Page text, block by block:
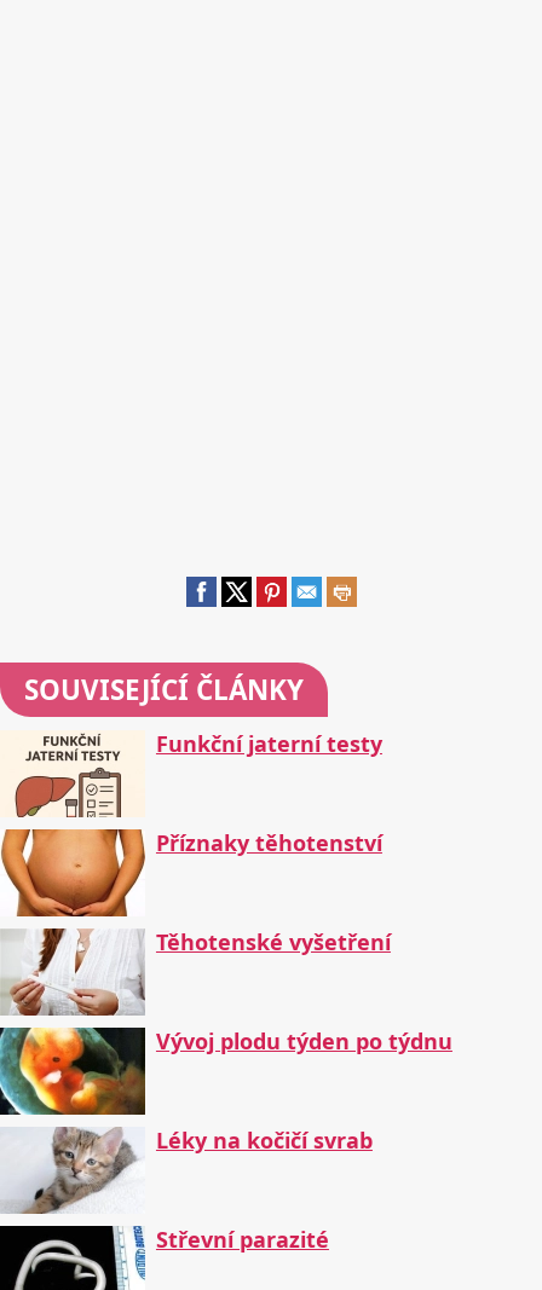
SOUVISEJÍCÍ ČLÁNKY
Funkční jaterní testy
Příznaky těhotenství
Těhotenské vyšetření
Vývoj plodu týden po týdnu
Léky na kočičí svrab
Střevní parazité